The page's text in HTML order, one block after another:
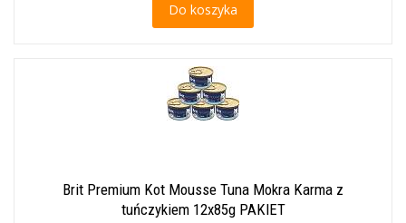
Do koszyka
Brit Premium Kot Mousse Tuna Mokra Karma z
tuńczykiem 12x85g PAKIET